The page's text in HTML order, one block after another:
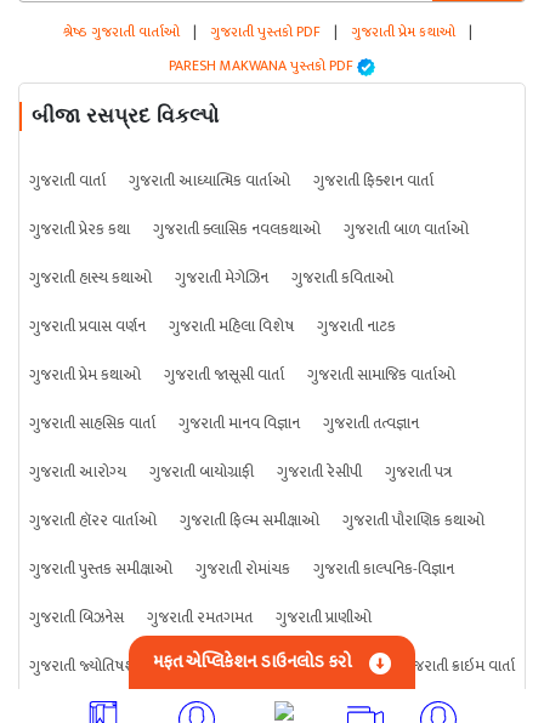
શ્રેષ્ઠ ગુજરાતી વાર્તાઓ | ગુજરાતી પુસ્તકો PDF | ગુજરાતી પ્રેમ કથાઓ |
PARESH MAKWANA પુસ્તકો PDF
બીજા રસપ્રદ વિકલ્પો
ગુજરાતી વાર્તા ગુજરાતી આધ્યાત્મિક વાર્તાઓ
ગુજરાતી ફિક્શન વાર્તા
ગુજરાતી પ્રેરક કથા
ગુજરાતી ક્લાસિક નવલકથાઓ
ગુજરાતી બાળ વાર્તાઓ
ગુજરાતી હાસ્ય કથાઓ
ગુજરાતી મેગેઝિન
ગુજરાતી કવિતાઓ
ગુજરાતી પ્રવાસ વર્ણન
ગુજરાતી મહિલા વિશેષ
ગુજરાતી નાટક
ગુજરાતી પ્રેમ કથાઓ
ગુજરાતી જાસૂસી વાર્તા
ગુજરાતી સામાજિક વાર્તાઓ
ગુજરાતી સાહસિક વાર્તા
ગુજરાતી માનવ વિજ્ઞાન
ગુજરાતી તત્વજ્ઞાન
ગુજરાતી આરોગ્ય
ગુજરાતી બાયોગ્રાફી ગુજરાતી રેસીપી
ગુજરાતી પત્ર
ગુજરાતી હૉરર વાર્તાઓ
ગુજરાતી ફિલ્મ સમીક્ષાઓ
ગુજરાતી પૌરાણિક કથાઓ
ગુજરાતી પુસ્તક સમીક્ષાઓ
ગુજરાતી રોમાંચક
ગુજરાતી કાલ્પનિક-વિજ્ઞાન
ગુજરાતી બિઝનેસ
ગુજરાતી રમતગમત
ગુજરાતી પ્રાણીઓ
ગુજરાતી જ્યોતિષશાસ્ત્ર
ગુજરાતી વિજ્ઞાન ગુજરાતી કંઈપણ ગુજરાતી ક્રાઇમ વાર્તા
મફત એપ્લિકેશન ડાઉનલોડ કરો